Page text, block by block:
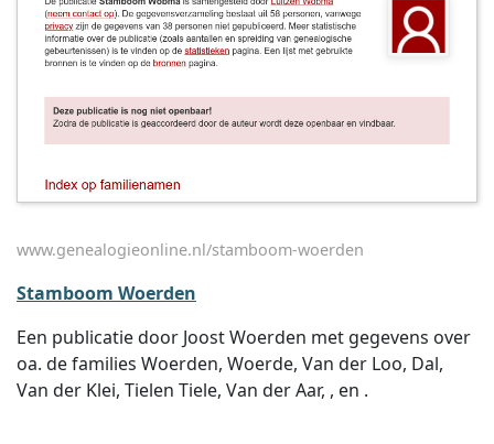
www.genealogieonline.nl/stamboom-woerden
Stamboom Woerden
Een publicatie door Joost Woerden met gegevens over
oa. de families Woerden, Woerde, Van der Loo, Dal,
Van der Klei, Tielen Tiele, Van der Aar, , en .